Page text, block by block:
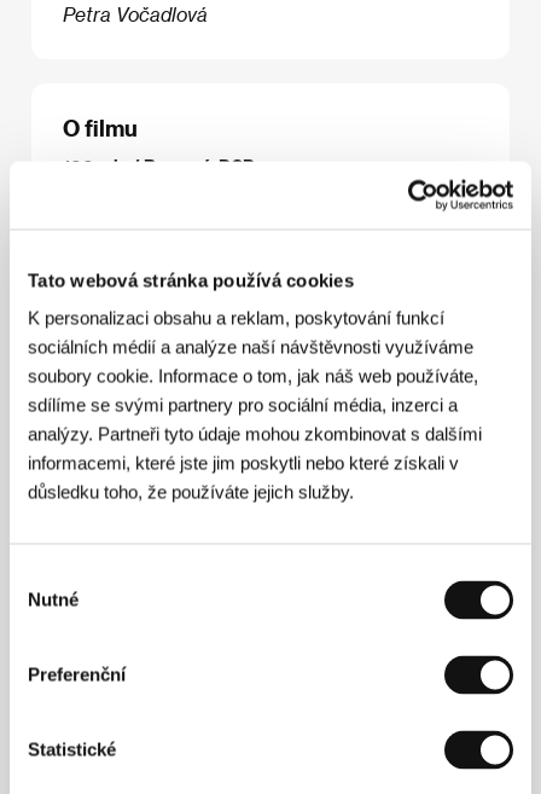
Tato webová stránka používá cookies
K personalizaci obsahu a reklam, poskytování funkcí
sociálních médií a analýze naší návštěvnosti využíváme
soubory cookie. Informace o tom, jak náš web používáte,
sdílíme se svými partnery pro sociální média, inzerci a
analýzy. Partneři tyto údaje mohou zkombinovat s dalšími
informacemi, které jste jim poskytli nebo které získali v
důsledku toho, že používáte jejich služby.
souhlasu
Nutné
Preferenční
Statistické
Petra Vočadlová
O filmu
100 min / Barevný, DCP
Michael
David Wingo/ ZvukSylvain Bellemare
Studios/ HrajíDakota Johnson, Adria Arjona, Kyle
Marvin, Michael Angelo Covino, Nicholas Braun/
SalesNEON/ DistributorVertical Entertainment
Režie